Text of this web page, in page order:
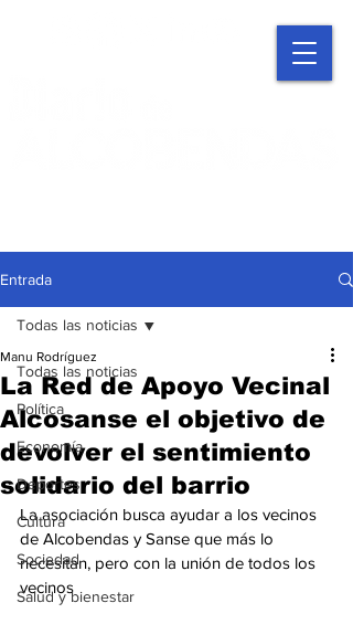
Entrada
Todas las noticias
Política
Economía
Deportes
Cultura
Sociedad
Salud y bienestar
Todas las noticias
La Red de Apoyo Vecinal
Alcosanse el objetivo de
devolver el sentimiento
solidario del barrio
Manu Rodríguez
La asociación busca ayudar a los vecinos
de Alcobendas y Sanse que más lo
necesitan, pero con la unión de todos los
vecinos